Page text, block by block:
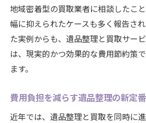
地域密着型の買取業者に相談したこ
幅に抑えられたケースも多く報告さ
た実例からも、遺品整理と買取サー
は、現実的かつ効果的な費用節約策
ます。
費用負担を減らす遺品整理の新定
近年では、遺品整理と買取を同時に